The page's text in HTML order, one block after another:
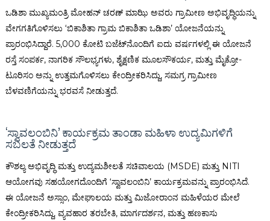
ಒಡಿಶಾ ಮುಖ್ಯಮಂತ್ರಿ ಮೋಹನ್ ಚರಣ್ ಮಾಝಿ ಅವರು ಗ್ರಾಮೀಣ ಅಭಿವೃದ್ಧಿಯನ್ನು
ವೇಗಗತಿಗೊಳಿಸಲು ‘ಬಿಕಾಶಿತಾ ಗ್ರಾಮ ಬಿಕಾಶಿತಾ ಒಡಿಶಾ’ ಯೋಜನೆಯನ್ನು
ಪ್ರಾರಂಭಿಸಿದ್ದಾರೆ. ₹5,000 ಕೋಟಿ ಬಜೆಟ್‌ನೊಂದಿಗೆ ಐದು ವರ್ಷಗಳಲ್ಲಿ ಈ ಯೋಜನೆ
ರಸ್ತೆ ಸಂಪರ್ಕ, ನಾಗರಿಕ ಸೌಲಭ್ಯಗಳು, ಶೈಕ್ಷಣಿಕ ಮೂಲಸೌಕರ್ಯ, ಮತ್ತು ಮೈಕ್ರೋ-
ಟೂರಿಸಂ ಅನ್ನು ಉತ್ತಮಗೊಳಿಸಲು ಕೇಂದ್ರೀಕರಿಸಿದ್ದು, ಸಮಗ್ರ ಗ್ರಾಮೀಣ
ಬೆಳವಣಿಗೆಯನ್ನು ಭರವಸೆ ನೀಡುತ್ತದೆ.
‘ಸ್ವಾವಲಂಬಿನಿ’ ಕಾರ್ಯಕ್ರಮ ತಾಂಡಾ ಮಹಿಳಾ ಉದ್ಯಮಿಗಳಿಗೆ
ಸಬಲತೆ ನೀಡುತ್ತದೆ
ಕೌಶಲ್ಯ ಅಭಿವೃದ್ಧಿ ಮತ್ತು ಉದ್ಯಮಶೀಲತೆ ಸಚಿವಾಲಯ (MSDE) ಮತ್ತು NITI
ಆಯೋಗವು ಸಹಯೋಗದೊಂದಿಗೆ ‘ಸ್ವಾವಲಂಬಿನಿ’ ಕಾರ್ಯಕ್ರಮವನ್ನು ಪ್ರಾರಂಭಿಸಿದೆ.
ಈ ಯೋಜನೆ ಅಸ್ಸಾಂ, ಮೇಘಾಲಯ ಮತ್ತು ಮಿಜೋರಾಂನ ಮಹಿಳೆಯರ ಮೇಲೆ
ಕೇಂದ್ರೀಕರಿಸಿದ್ದು, ವ್ಯವಹಾರ ತರಬೇತಿ, ಮಾರ್ಗದರ್ಶನ, ಮತ್ತು ಹಣಕಾಸು